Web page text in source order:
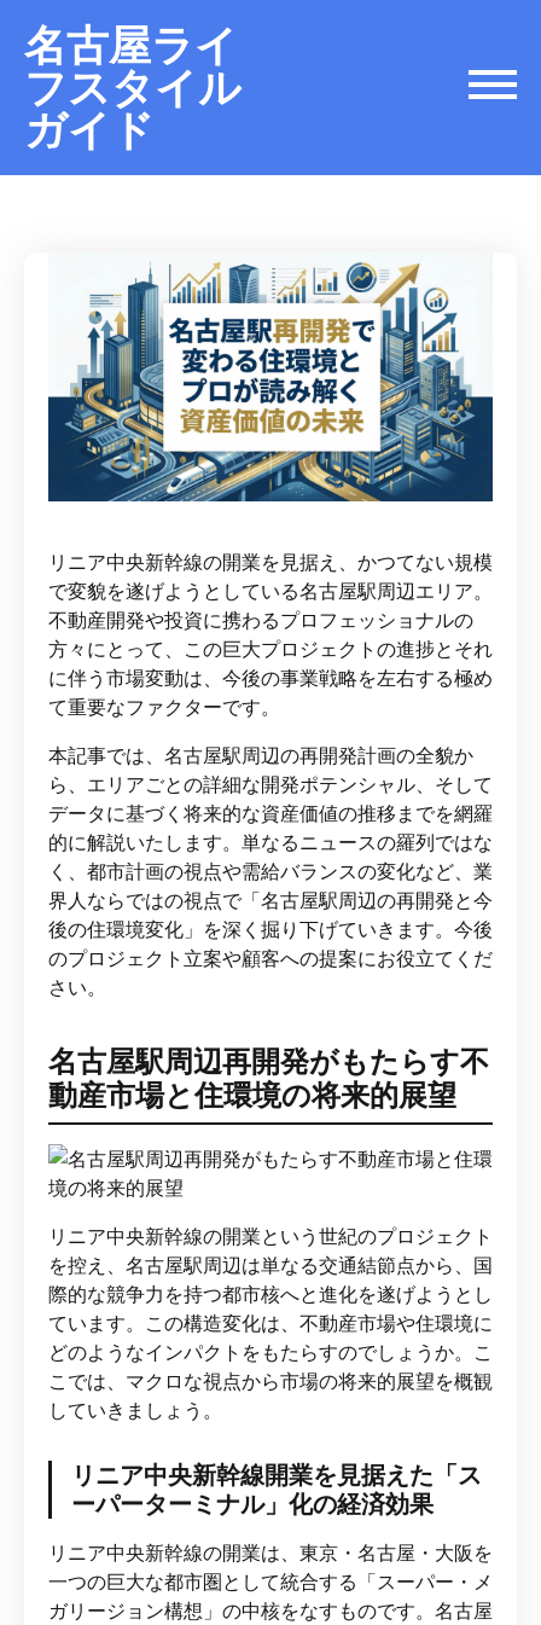
名古屋ライ
フスタイル
ガイド
リニア中央新幹線の開業を見据え、かつてない規模
で変貌を遂げようとしている名古屋駅周辺エリア。
不動産開発や投資に携わるプロフェッショナルの
方々にとって、この巨大プロジェクトの進捗とそれ
に伴う市場変動は、今後の事業戦略を左右する極め
て重要なファクターです。
本記事では、名古屋駅周辺の再開発計画の全貌か
ら、エリアごとの詳細な開発ポテンシャル、そして
データに基づく将来的な資産価値の推移までを網羅
的に解説いたします。単なるニュースの羅列ではな
く、都市計画の視点や需給バランスの変化など、業
界人ならではの視点で「名古屋駅周辺の再開発と今
後の住環境変化」を深く掘り下げていきます。今後
のプロジェクト立案や顧客への提案にお役立てくだ
さい。
名古屋駅周辺再開発がもたらす不
動産市場と住環境の将来的展望
リニア中央新幹線の開業という世紀のプロジェクト
を控え、名古屋駅周辺は単なる交通結節点から、国
際的な競争力を持つ都市核へと進化を遂げようとし
ています。この構造変化は、不動産市場や住環境に
どのようなインパクトをもたらすのでしょうか。こ
こでは、マクロな視点から市場の将来的展望を概観
していきましょう。
リニア中央新幹線開業を見据えた「ス
ーパーターミナル」化の経済効果
リニア中央新幹線の開業は、東京・名古屋・大阪を
一つの巨大な都市圏として統合する「スーパー・メ
ガリージョン構想」の中核をなすものです。名古屋